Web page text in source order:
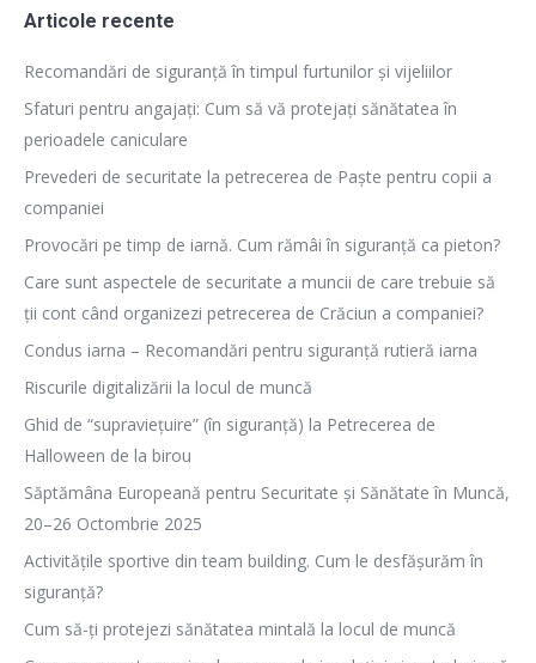
Articole recente
Recomandări de siguranță în timpul furtunilor și vijeliilor
Sfaturi pentru angajați: Cum să vă protejați sănătatea în
perioadele caniculare
Prevederi de securitate la petrecerea de Paște pentru copii a
companiei
Provocări pe timp de iarnă. Cum rămâi în siguranță ca pieton?
Care sunt aspectele de securitate a muncii de care trebuie să
ții cont când organizezi petrecerea de Crăciun a companiei?
Condus iarna – Recomandări pentru siguranță rutieră iarna
Riscurile digitalizării la locul de muncă
Ghid de “supraviețuire” (în siguranță) la Petrecerea de
Halloween de la birou
Săptămâna Europeană pentru Securitate și Sănătate în Muncă,
20–26 Octombrie 2025
Activitățile sportive din team building. Cum le desfășurăm în
siguranță?
Cum să-ți protejezi sănătatea mintală la locul de muncă